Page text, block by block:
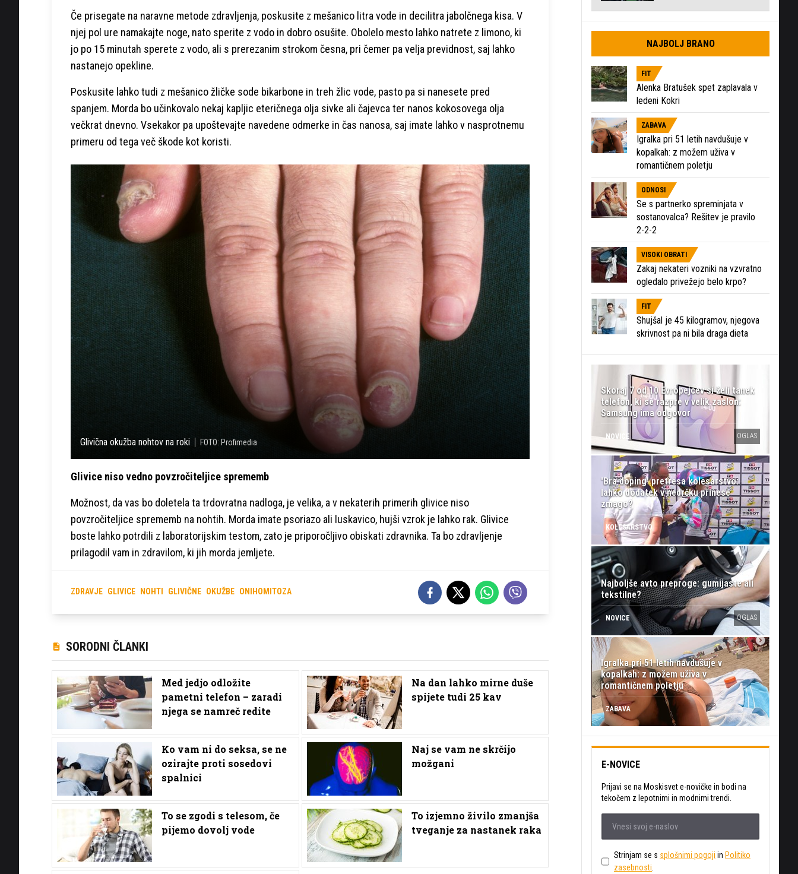
Če prisegate na naravne metode zdravljenja, poskusite z mešanico litra vode in decilitra jabolčnega kisa. V
njej pol ure namakajte noge, nato sperite z vodo in dobro osušite. Obolelo mesto lahko natrete z limono, ki
jo po 15 minutah sperete z vodo, ali s prerezanim strokom česna, pri čemer pa velja previdnost, saj lahko
nastanejo opekline.
Poskusite lahko tudi z mešanico žličke sode bikarbone in treh žlic vode, pasto pa si nanesete pred
spanjem. Morda bo učinkovalo nekaj kapljic eteričnega olja sivke ali čajevca ter nanos kokosovega olja
večkrat dnevno. Vsekakor pa upoštevajte navedene odmerke in čas nanosa, saj imate lahko v nasprotnemu
primeru od tega več škode kot koristi.
Glivična okužba nohtov na roki FOTO: Profimedia
Glivice niso vedno povzročiteljice sprememb
Možnost, da vas bo doletela ta trdovratna nadloga, je velika, a v nekaterih primerih glivice niso
povzročiteljice sprememb na nohtih. Morda imate psoriazo ali luskavico, hujši vzrok je lahko rak. Glivice
boste lahko potrdili z laboratorijskim testom, zato je priporočljivo obiskati zdravnika. Ta bo zdravljenje
prilagodil vam in zdravilom, ki jih morda jemljete.
ZDRAVJE GLIVICE NOHTI GLIVIČNE OKUŽBE ONIHOMITOZA
SORODNI ČLANKI
Med jedjo odložite
pametni telefon – zaradi
njega se namreč redite
Na dan lahko mirne duše
spijete tudi 25 kav
Ko vam ni do seksa, se ne
ozirajte proti sosedovi
spalnici
Naj se vam ne skrčijo
možgani
To se zgodi s telesom, če
pijemo dovolj vode
To izjemno živilo zmanjša
tveganje za nastanek raka
NAJBOLJ BRANO
FIT
Alenka Bratušek spet zaplavala v
ledeni Kokri
ZABAVA
Igralka pri 51 letih navdušuje v
kopalkah: z možem uživa v
romantičnem poletju
ODNOSI
Se s partnerko spreminjata v
sostanovalca? Rešitev je pravilo
2-2-2
VISOKI OBRATI
Zakaj nekateri vozniki na vzvratno
ogledalo privežejo belo krpo?
FIT
Shujšal je 45 kilogramov, njegova
skrivnost pa ni bila draga dieta
Skoraj 7 od 10 Evropejcev si želi tanek
telefon, ki se razpre v velik zaslon:
Samsung ima odgovor
NOVICE OGLAS
'Bra doping' pretresa kolesarstvo:
lahko dodatek v nedrčku prinese
zmago?
KOLESARSTVO
Najboljše avto preproge: gumijaste ali
tekstilne?
NOVICE OGLAS
Igralka pri 51 letih navdušuje v
kopalkah: z možem uživa v
romantičnem poletju
ZABAVA
E-NOVICE
Prijavi se na Moskisvet e-novičke in bodi na
tekočem z lepotnimi in modnimi trendi.
Strinjam se s splošnimi pogoji in Politiko
zasebnosti